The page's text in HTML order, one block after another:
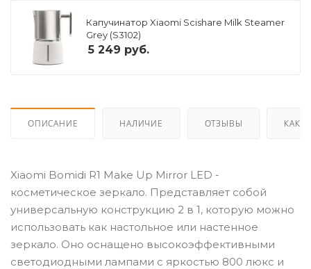
Капучинатор Xiaomi Scishare Milk Steamer
Grey (S3102)
5 249 руб.
ОПИСАНИЕ НАЛИЧИЕ ОТЗЫВЫ КАК
Xiaomi Bomidi R1 Make Up Mirror LED -
косметическое зеркало. Представляет собой
универсальную конструкцию 2 в 1, которую можно
использовать как настольное или настенное
зеркало. Оно оснащено высокоэффективными
светодиодными лампами с яркостью 800 люкс и